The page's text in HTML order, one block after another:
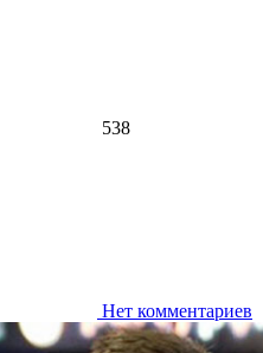
538
Нет комментариев